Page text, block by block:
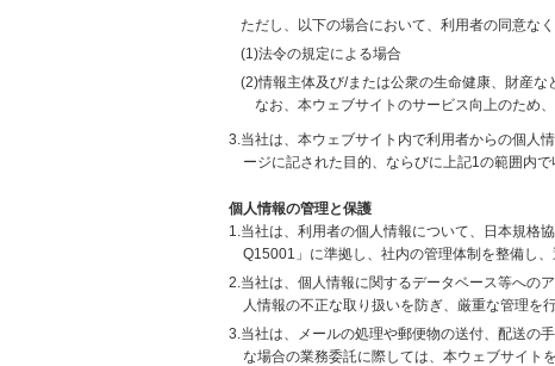
ただし、以下の場合において、利用者の同意な
(1)法令の規定による場合
(2)情報主体及び/または公衆の生命健康、財産な
なお、本ウェブサイトのサービス向上のため
3.当社は、本ウェブサイト内で利用者からの個人
ージに記された目的、ならびに上記1の範囲内で
個人情報の管理と保護
1.当社は、利用者の個人情報について、日本規
Q15001」に準拠し、社内の管理体制を整備し、
2.当社は、個人情報に関するデータベース等への
人情報の不正な取り扱いを防ぎ、厳重な管理を行
3.当社は、メールの処理や郵便物の送付、配送の
な場合の業務委託に際しては、本ウェブサイト